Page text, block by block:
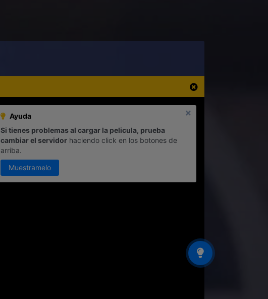
Ayuda
Si tienes problemas al cargar la pelicula, prueba
cambiar el servidor haciendo click en los botones de
arriba.
Muestramelo